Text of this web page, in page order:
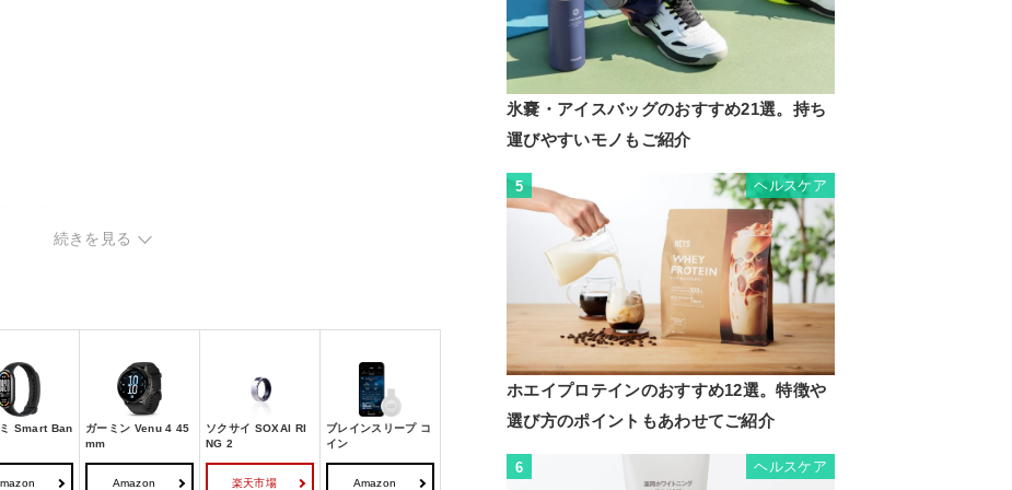
続きを見る
Smart Ban
ガーミン Venu 4 45
mm
ソクサイ SOXAI RI
NG 2
ブレインスリープ コ
イン
Amazon 楽天市場 Amazon
氷嚢・アイスバッグのおすすめ21選。持ち
運びやすいモノもご紹介
5 ヘルスケア
ホエイプロテインのおすすめ12選。特徴や
選び方のポイントもあわせてご紹介
6 ヘルスケア